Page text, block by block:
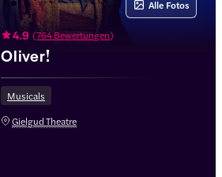
4.9 (764 Bewertungen)
Oliver!
Musicals
Gielgud Theatre
Alle Fotos